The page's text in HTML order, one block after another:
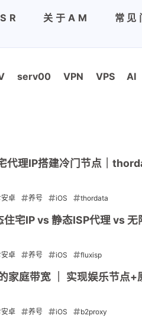
关于AM 常
serv00 VPN VPS AI
代理IP搭建冷门节点｜
安卓 养号 iOS thordata
宅IP vs 静态ISP代理 vs 无
安卓 养号 iOS fluxisp
家庭带宽 ｜ 实现娱乐节点+
安卓 养号 iOS b2proxy